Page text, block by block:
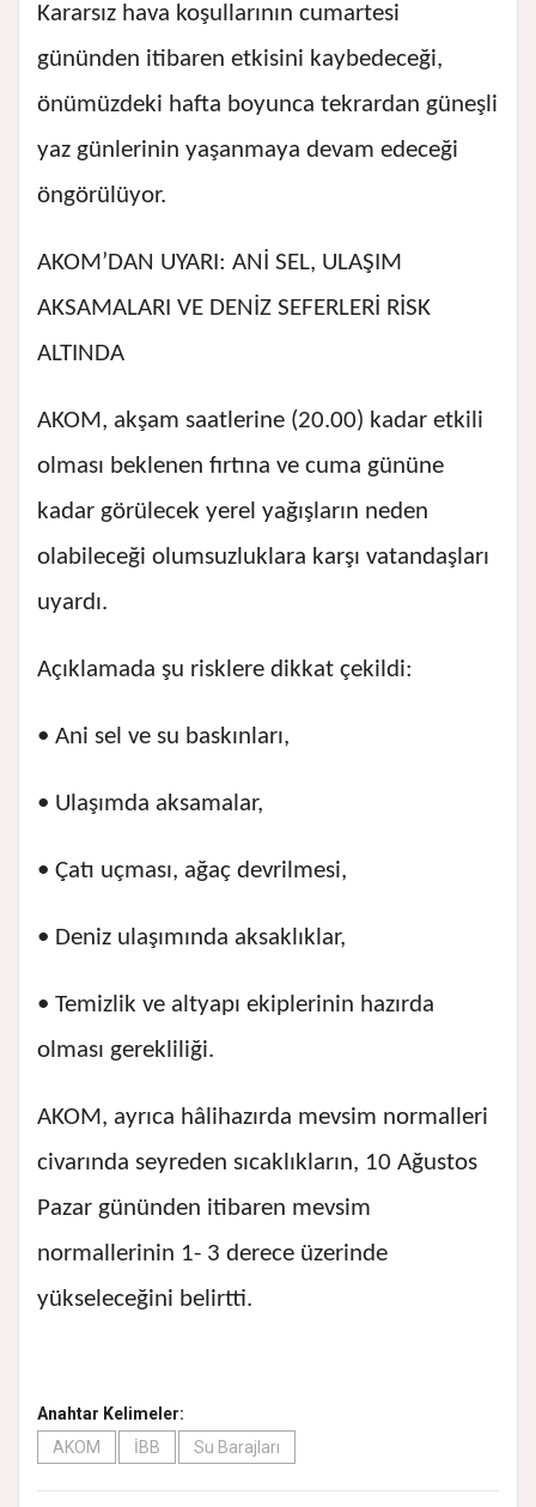
Kararsız hava koşullarının cumartesi
gününden itibaren etkisini kaybedeceği,
önümüzdeki hafta boyunca tekrardan güneşli
yaz günlerinin yaşanmaya devam edeceği
öngörülüyor.
AKOM’DAN UYARI: ANİ SEL, ULAŞIM
AKSAMALARI VE DENİZ SEFERLERİ RİSK
ALTINDA
AKOM, akşam saatlerine (20.00) kadar etkili
olması beklenen fırtına ve cuma gününe
kadar görülecek yerel yağışların neden
olabileceği olumsuzluklara karşı vatandaşları
uyardı.
Açıklamada şu risklere dikkat çekildi:
• Ani sel ve su baskınları,
• Ulaşımda aksamalar,
• Çatı uçması, ağaç devrilmesi,
• Deniz ulaşımında aksaklıklar,
• Temizlik ve altyapı ekiplerinin hazırda
olması gerekliliği.
AKOM, ayrıca hâlihazırda mevsim normalleri
civarında seyreden sıcaklıkların, 10 Ağustos
Pazar gününden itibaren mevsim
normallerinin 1- 3 derece üzerinde
yükseleceğini belirtti.
Anahtar Kelimeler:
AKOM
İBB Su Barajları